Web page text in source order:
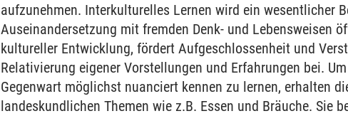
aufzunehmen. Interkulturelles Lernen wird ein wesentlicher
Auseinandersetzung mit fremden Denk- und Lebensweisen
kultureller Entwicklung, fördert Aufgeschlossenheit und
Relativierung eigener Vorstellungen und Erfahrungen bei.
Gegenwart möglichst nuanciert kennen zu lernen, erhalten
landeskundlichen Themen wie z.B. Essen und Bräuche. Sie